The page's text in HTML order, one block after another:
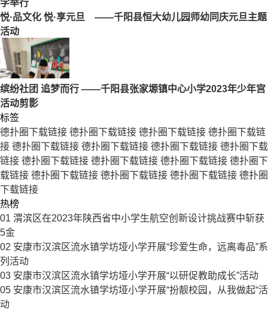
学举行
悦·品文化 悦·享元旦 ——千阳县恒大幼儿园师幼同庆元旦主题
活动
缤纷社团 追梦而行 ——千阳县张家塬镇中心小学2023年少年宫
活动剪影
标签
德扑圈下载链接 德扑圈下载链接 德扑圈下载链接 德扑圈下载链
接 德扑圈下载链接 德扑圈下载链接 德扑圈下载链接 德扑圈下载
链接 德扑圈下载链接 德扑圈下载链接 德扑圈下载链接 德扑圈下
载链接 德扑圈下载链接 德扑圈下载链接 德扑圈下载链接 德扑圈
下载链接
热榜
01 渭滨区在2023年陕西省中小学生航空创新设计挑战赛中斩获
5金
02 安康市汉滨区流水镇学坊垭小学开展“珍爱生命，远离毒品”系
列活动
03 安康市汉滨区流水镇学坊垭小学开展“以研促教助成长”活动
05 安康市汉滨区流水镇学坊垭小学开展“扮靓校园，从我做起“活
动